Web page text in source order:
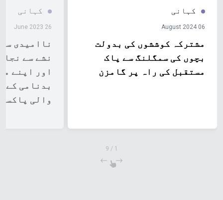
کہانی
06 August 2024
مشترکہ کوششوں کی بدولت
بچوں کی سمگلنگ سے پاک
مستقبل کی راہ پر گامزن
کہانی
26 June 2023
ناامیدی
نشے سے
اور اپنے
بدنامی کے
والی
1
/
9